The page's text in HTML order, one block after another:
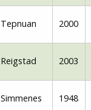
Tepnuan 2000
Reigstad 2003
Simmenes 1948